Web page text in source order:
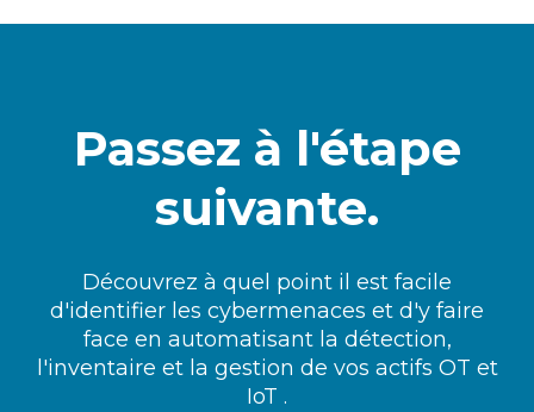
Passez à l'étape
suivante.
Découvrez à quel point il est facile
d'identifier les cybermenaces et d'y faire
face en automatisant la détection,
l'inventaire et la gestion de vos actifs OT et
IoT .